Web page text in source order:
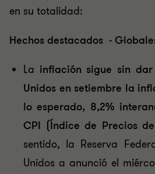
en su totalidad:
Hechos destacados -
La inflación sigue sin
Unidos en setiembre la
lo esperado, 8,2%
CPI (Índice de Precios
sentido, la Reserva
Unidos a anunció el